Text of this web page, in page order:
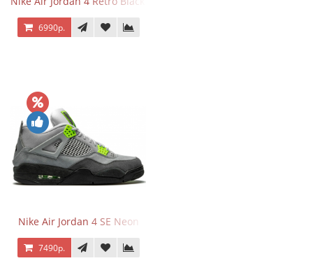
6990р.
Nike Air Jordan 4 SE Neon
7490р.